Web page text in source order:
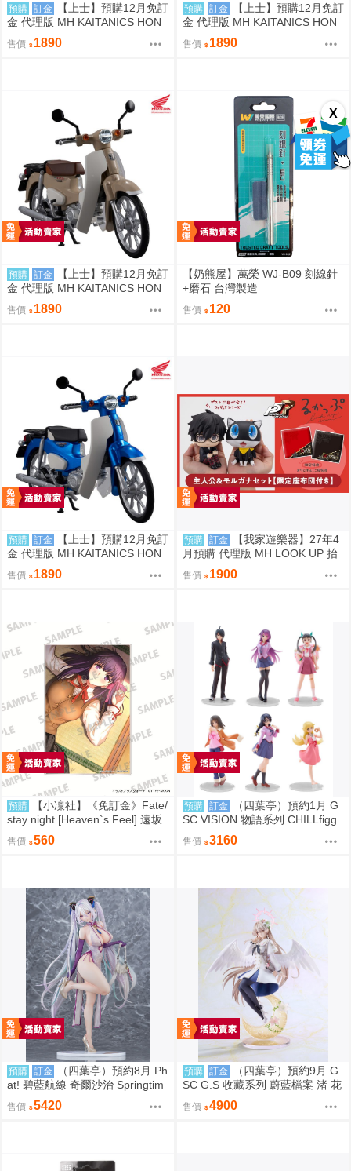
X
預購 訂金
【上士】預購12月免訂
金 代理版 MH KAITANICS HON
DA Super Cub 110 綠金屬色 091
4
售價 1890
預購 訂金
【上士】預購12月免訂
金 代理版 MH KAITANICS HON
DA Super Cub 110 古典白 0914
售價 1890
預購 訂金
【上士】預購12月免訂
金 代理版 MH KAITANICS HON
DA Super Cub 110 米色 0914
售價 1890
【奶熊屋】萬榮 WJ-B09 刻線針
+磨石 台灣製造
售價 120
預購 訂金
【上士】預購12月免訂
金 代理版 MH KAITANICS HON
DA Super Cub 110 閃耀藍金屬色
0914
售價 1890
預購 訂金
【我家遊樂器】27年4
月預購 代理版 MH LOOK UP 抬
頭系列 女神異聞錄5 皇家版 Joke
r＆摩爾 特典版
售價 1900
預購
【小凜社】《免訂金》Fate/
stay night [Heaven`s Feel] 遠坂
凜 間桐櫻 壓克力板
售價 560
預購 訂金
（四葉亭）預約1月 G
SC VISION 物語系列 CHILLfigg
化物語 中盒6入販售 0923
售價 3160
預購 訂金
（四葉亭）預約8月 Ph
at! 碧藍航線 奇爾沙治 Springtim
e Data 1/6 PVC 0923
售價 5420
預購 訂金
（四葉亭）預約9月 G
SC G.S 收藏系列 蔚藍檔案 渚 花
香微笑 1/7 PVC 完成品 0923
售價 4900